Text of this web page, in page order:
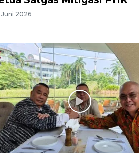
Juni 2026